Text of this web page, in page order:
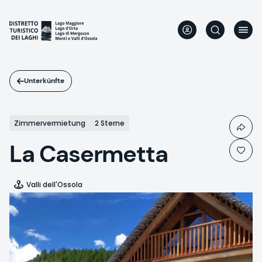
Inhalt
Unterkünfte
Zimmervermietung 2 Sterne
La Casermetta
Valli dell'Ossola